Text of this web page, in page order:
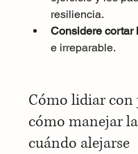
resiliencia.
Considere cortar
e irreparable.
Cómo lidiar con
cómo manejar
cuándo alejarse